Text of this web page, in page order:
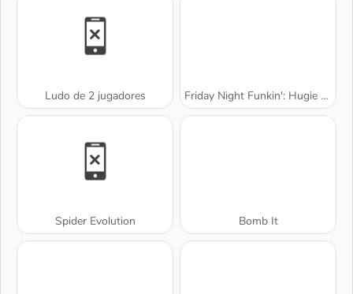
Ludo de 2 jugadores Friday Night Funkin': Hugie Wugie
Spider Evolution Bomb It